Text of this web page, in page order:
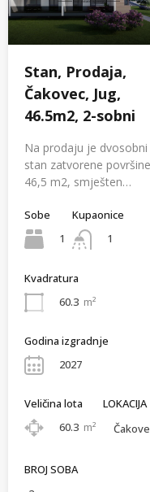
Stan, Prodaja,
Čakovec, Jug,
46.5m2, 2-sobni
Na prodaju je dvosobni
stan zatvorene površine
46,5 m2, smješten…
Sobe
1
Kupaonice
1
Kvadratura
60.3 m²
Godina izgradnje
2027
Veličina lota
60.3 m²
LOKACIJA
BROJ SOBA